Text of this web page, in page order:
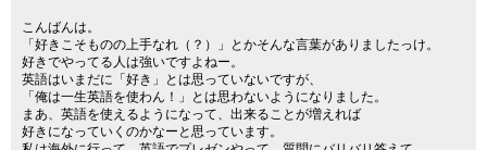
こんばんは。
「好きこそものの上手なれ（？）」とかそんな言葉がありましたっけ。
好きでやってる人は強いですよねー。
英語はいまだに「好き」とは思っていないですが、
「俺は一生英語を使わん！」とは思わないようになりました。
まあ、英語を使えるようになって、出来ることが増えれば
好きになっていくのかなーと思っています。